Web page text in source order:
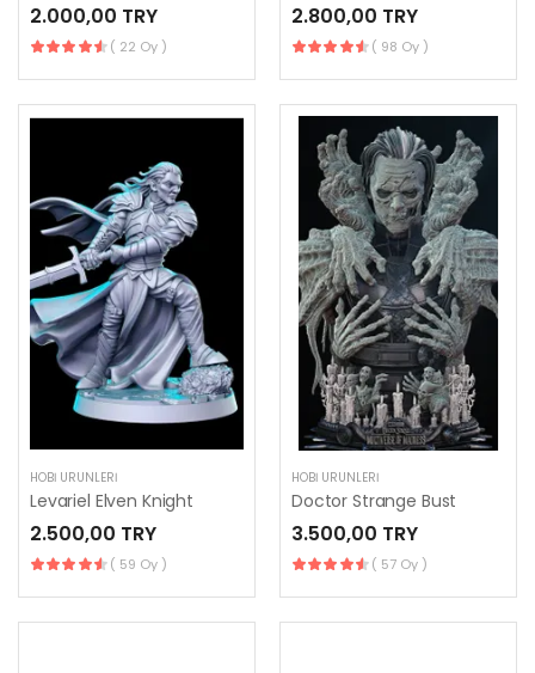
2.000,00 TRY
( 22 Oy )
2.800,00 TRY
( 98 Oy )
HOBI ÜRÜNLERI
Levariel Elven Knight
2.500,00 TRY
( 59 Oy )
HOBI ÜRÜNLERI
Doctor Strange Bust
3.500,00 TRY
( 57 Oy )